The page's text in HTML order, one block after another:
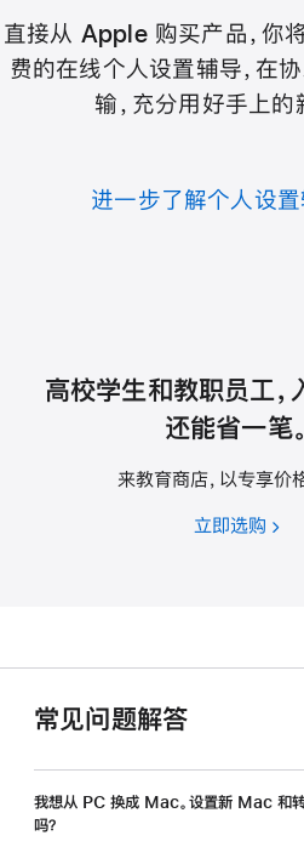
直接从 Apple 购买产品，你
费的在线个人设置辅导，在
输，充分用好手上的
进一步了解个人设
高校学生和教职员工
还能省一笔。
来教育商店，以专享价
立即选购 高
工，
入
常见问题解答
我想从 PC 换成 Mac。设置新 Mac 和
吗？